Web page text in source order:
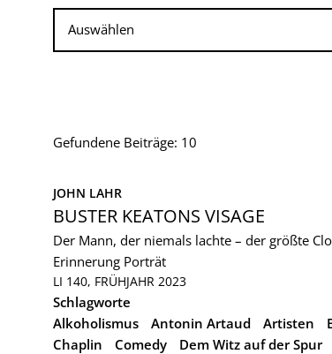
Gefundene Beiträge: 10
JOHN LAHR
BUSTER KEATONS VISAGE
Der Mann, der niemals lachte – der größte
Erinnerung Porträt
LI 140, FRÜHJAHR 2023
Schlagworte
Alkoholismus
Antonin Artaud Artisten
Chaplin
Comedy Dem Witz auf der Spur